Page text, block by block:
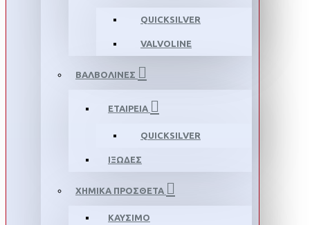
QUICKSILVER
VALVOLINE
ΒΑΛΒΟΛΙΝΕΣ
ΕΤΑΙΡΕΙΑ
QUICKSILVER
ΙΞΩΔΕΣ
ΧΗΜΙΚΑ ΠΡΟΣΘΕΤΑ
ΚΑΥΣΙΜΟ